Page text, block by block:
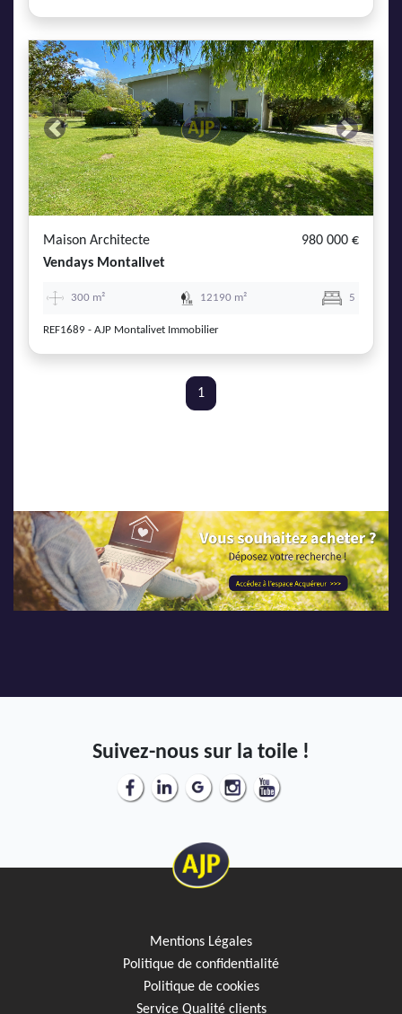
Previous Next
Maison Architecte
980 000 €
Vendays Montalivet
300 m² 12190 m² 5
REF1689 - AJP Montalivet Immobilier
1
Suivez-nous sur la toile !
Mentions Légales
Politique de confidentialité
Politique de cookies
Service Qualité clients